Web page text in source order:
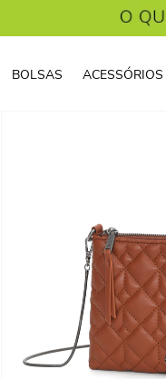
BOLSAS ACESSÓRIOS